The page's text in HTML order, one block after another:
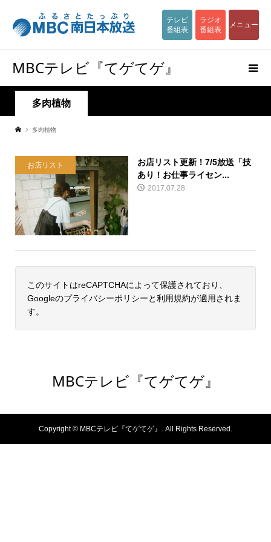
テレビ
番組表
ラジオ
番組表
メニュー
MBCテレビ『てゲてゲ』
多肉植物
多肉植物
お店リスト
お店リスト更新！7/5放送「技
あり！お仕事ライセン...
2017.07.28
このサイトはreCAPTCHAによって保護されており、
Googleのプライバシーポリシーと利用規約が適用されま
す。
MBCテレビ『てゲてゲ』
Copyright © MBCテレビ『てゲてゲ』. All Rights Reserved.